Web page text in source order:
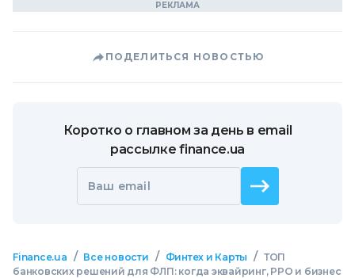
ПОДЕЛИТЬСЯ НОВОСТЬЮ
Коротко о главном за день в email
рассылке finance.ua
Ваш email
Finance.ua / Все новости / Финтех и Карты / ТОП
банковских решений для ФЛП: когда эквайринг, РРО и бизнес